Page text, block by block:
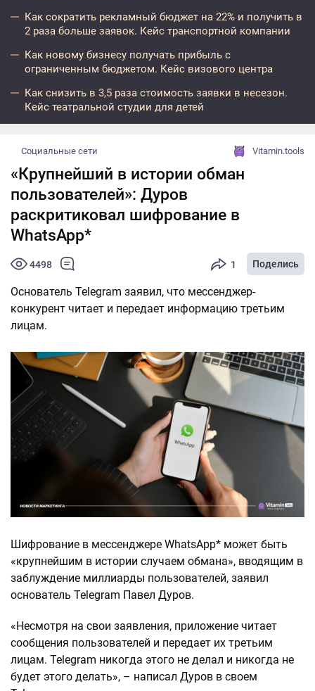
Как сократить рекламный бюджет на 22% и получить в
2 раза больше заявок. Кейс транспортной компании
Как новому бизнесу получать прибыль с
ограниченным бюджетом. Кейс визового центра
Как снизить в 3,5 раза стоимость заявки в несезон.
Кейс театральной студии для детей
Социальные сети Vitamin.tools
«Крупнейший в истории обман
пользователей»: Дуров
раскритиковал шифрование в
WhatsApp*
4498 1 Поделись
Основатель Telegram заявил, что мессенджер-
конкурент читает и передает информацию третьим
лицам.
Шифрование в мессенджере WhatsApp* может быть
«крупнейшим в истории случаем обмана», вводящим в
заблуждение миллиарды пользователей, заявил
основатель Telegram Павел Дуров.
«Несмотря на свои заявления, приложение читает
сообщения пользователей и передает их третьим
лицам. Telegram никогда этого не делал и никогда не
будет этого делать», – написал Дуров в своем